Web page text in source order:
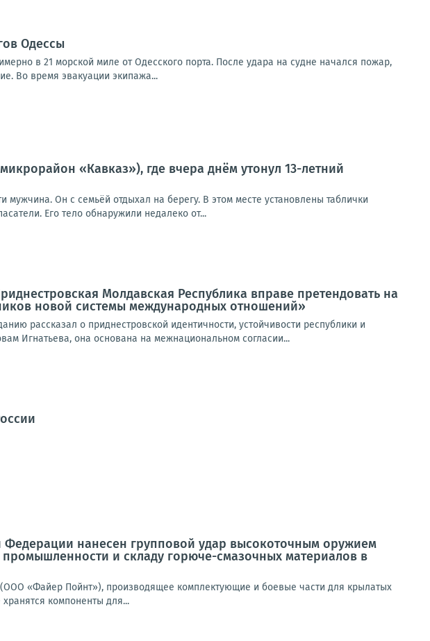
Одессы
в 21 морской миле от Одесского порта. После удара на судне начался пожар,
Во время эвакуации экипажа...
«Кавказ»), где вчера днём утонул 13-летний
мужчина. Он с семьёй отдыхал на берегу. В этом месте установлены таблички
Его тело обнаружили недалеко от...
Молдавская Республика вправе претендовать на
новой системы международных отношений»
рассказал о приднестровской идентичности, устойчивости республики и
Игнатьева, она основана на межнациональном согласии...
нанесен групповой удар высокоточным оружием
и складу горюче-смазочных материалов в
«Файер Пойнт»), производящее комплектующие и боевые части для крылатых
компоненты для...